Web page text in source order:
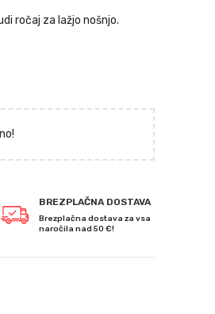
ročaj za lažjo nošnjo.
BREZPLAČNA DOSTAVA
Brezplačna dostava za vsa
naročila nad 50 €!